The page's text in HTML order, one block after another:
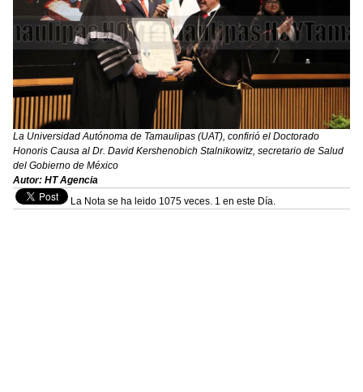
La Universidad Autónoma de Tamaulipas (UAT), confirió el Doctorado
Honoris Causa al Dr. David Kershenobich Stalnikowitz, secretario de Salud
del Gobierno de México
Autor: HT Agencia
La Nota se ha leido 1075 veces. 1 en este Día.